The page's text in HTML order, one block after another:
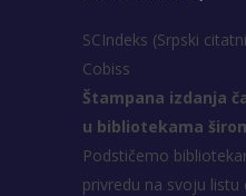
SCIndeks (Srpski
Cobiss
Štampana izdanja
u bibliotekama
Podstičemo
privredu na svoju listu